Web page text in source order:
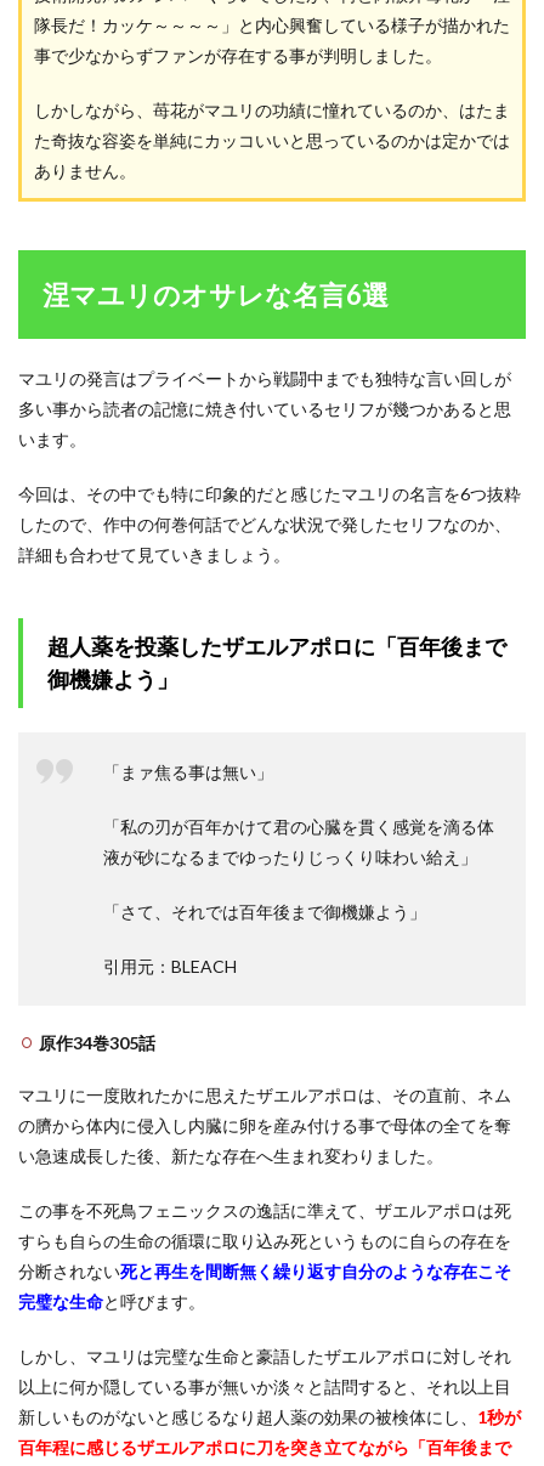
隊長だ！カッケ～～～～」と内心興奮している様子が描かれた
事で少なからずファンが存在する事が判明しました。
しかしながら、苺花がマユリの功績に憧れているのか、はたま
た奇抜な容姿を単純にカッコいいと思っているのかは定かでは
ありません。
涅マユリのオサレな名言6選
マユリの発言はプライベートから戦闘中までも独特な言い回しが
多い事から読者の記憶に焼き付いているセリフが幾つかあると思
います。
今回は、その中でも特に印象的だと感じたマユリの名言を6つ抜粋
したので、作中の何巻何話でどんな状況で発したセリフなのか、
詳細も合わせて見ていきましょう。
超人薬を投薬したザエルアポロに「百年後まで
御機嫌よう」
「まァ焦る事は無い」
「私の刃が百年かけて君の心臓を貫く感覚を滴る体
液が砂になるまでゆったりじっくり味わい給え」
「さて、それでは百年後まで御機嫌よう」
引用元：BLEACH
原作34巻305話
マユリに一度敗れたかに思えたザエルアポロは、その直前、ネム
の臍から体内に侵入し内臓に卵を産み付ける事で母体の全てを奪
い急速成長した後、新たな存在へ生まれ変わりました。
この事を不死鳥フェニックスの逸話に準えて、ザエルアポロは死
すらも自らの生命の循環に取り込み死というものに自らの存在を
分断されない死と再生を間断無く繰り返す自分のような存在こそ
完璧な生命と呼びます。
しかし、マユリは完璧な生命と豪語したザエルアポロに対しそれ
以上に何か隠している事が無いか淡々と詰問すると、それ以上目
新しいものがないと感じるなり超人薬の効果の被検体にし、 1秒が
百年程に感じるザエルアポロに刀を突き立てながら「百年後まで